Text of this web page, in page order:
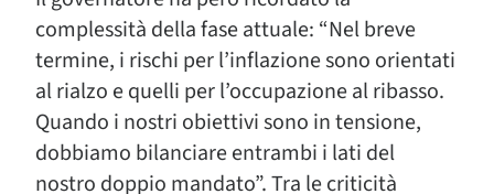
complessità della fase attuale: “Nel breve
termine, i rischi per l’inflazione sono orientati
al rialzo e quelli per l’occupazione al ribasso.
Quando i nostri obiettivi sono in tensione,
dobbiamo bilanciare entrambi i lati del
nostro doppio mandato”. Tra le criticità